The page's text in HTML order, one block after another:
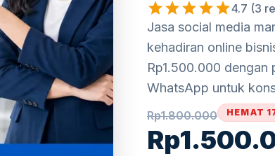
starstarstarstarstar4.7 (3
Jasa social media
kehadiran online
Rp1.500.000
WhatsApp untuk
Rp1.800.000
Rp
HEMAT